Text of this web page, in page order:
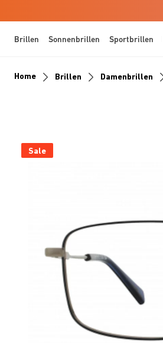
Brillen Sonnenbrillen Sportbrillen
Home Brillen Damenbrillen
Sale